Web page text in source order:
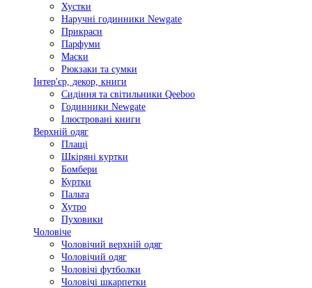
Хустки
Наручні годинники Newgate
Прикраси
Парфуми
Маски
Рюкзаки та сумки
Інтер'єр, декор, книги
Сидіння та світильники Qeeboo
Годинники Newgate
Ілюстровані книги
Верхній одяг
Плащі
Шкіряні куртки
Бомбери
Куртки
Пальта
Хутро
Пуховики
Чоловіче
Чоловічий верхній одяг
Чоловічий одяг
Чоловічі футболки
Чоловічі шкарпетки